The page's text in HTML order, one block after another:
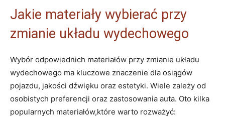
Jakie materiały wybierać przy
zmianie układu wydechowego
Wybór odpowiednich materiałów przy zmianie układu
wydechowego ma kluczowe znaczenie dla osiągów
pojazdu, jakości dźwięku oraz estetyki. Wiele zależy od
osobistych preferencji oraz zastosowania auta. Oto kilka
popularnych materiałów,które warto rozważyć: